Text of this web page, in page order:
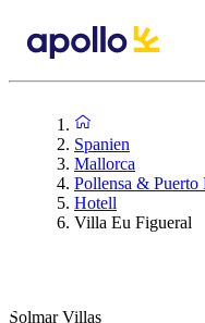
Spanien
Mallorca
Pollensa & Puerto
Hotell
Villa Eu Figueral
Solmar Villas